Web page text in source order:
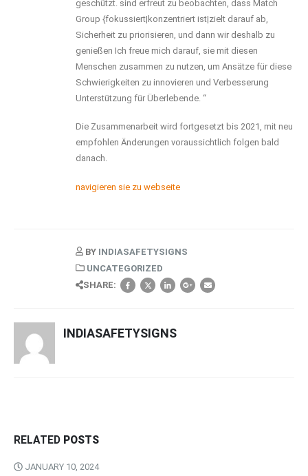
geschützt. sind erfreut zu beobachten, dass Match
Group {fokussiert|konzentriert ist|zielt darauf ab,
Sicherheit zu priorisieren, und dann wir deshalb zu
genießen Ich freue mich darauf, sie mit diesen
Menschen zusammen zu nutzen, um Ansätze für diese
Schwierigkeiten zu innovieren und Verbesserung
Unterstützung für Überlebende. “
Die Zusammenarbeit wird fortgesetzt bis 2021, mit neu
empfohlen Änderungen voraussichtlich folgen bald
danach.
navigieren sie zu webseite
BY INDIASAFETYSIGNS
UNCATEGORIZED
SHARE:
INDIASAFETYSIGNS
RELATED POSTS
JANUARY 10, 2024